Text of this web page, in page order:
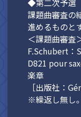
◆第二次予選
課題曲審査の
進めるものと
＜課題曲審査
F.Schubert：
D821 pour
楽章
［出版社：
※繰返し無し。